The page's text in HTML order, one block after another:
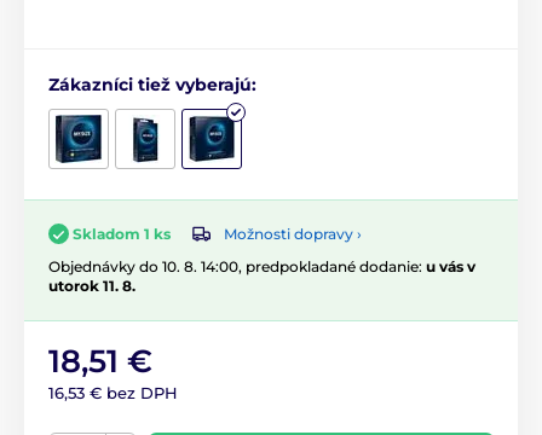
Zákazníci tiež vyberajú:
Skladom 1 ks
Možnosti dopravy ›
Objednávky do 10. 8. 14:00, predpokladané dodanie: u vás v
utorok 11. 8.
18,51 €
16,53 € bez DPH